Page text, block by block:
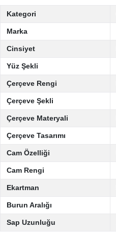
Kategori
Marka
Cinsiyet
Yüz Şekli
Çerçeve Rengi
Çerçeve Şekli
Çerçeve Materyali
Çerçeve Tasarımı
Cam Özelliği
Cam Rengi
Ekartman
Burun Aralığı
Sap Uzunluğu